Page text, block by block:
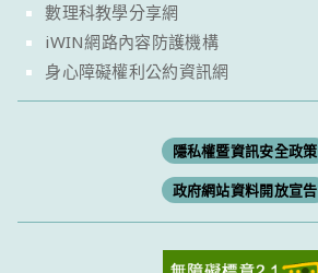
數理科教學分享網
iWIN網路內容防護機構
身心障礙權利公約資訊網
隱私權暨資訊安全政策
政府網站資料開放宣告